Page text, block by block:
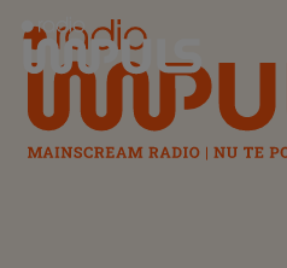
Radio Impuls